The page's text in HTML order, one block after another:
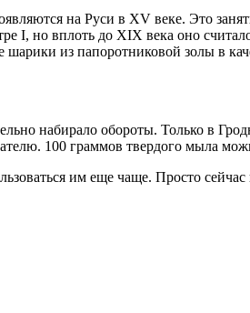
на Руси в XV веке. Это
I, но вплоть до XIX века оно
из папоротниковой золы в
набирало обороты. Только в
100 граммов твердого мыла
им еще чаще. Просто